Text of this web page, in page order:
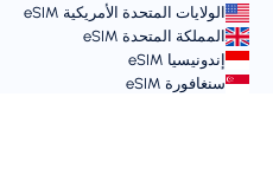
الولايات المتحدة الأمريكية eSIM
المملكة المتحدة eSIM
إندونيسيا eSIM
سنغافورة eSIM